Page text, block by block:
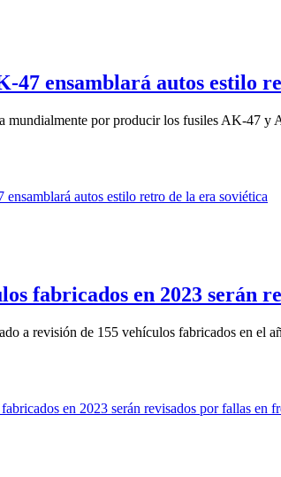
47 ensamblará autos estilo
mundialmente por producir los fusiles AK-47 y
fabricados en 2023 serán
a revisión de 155 vehículos fabricados en el